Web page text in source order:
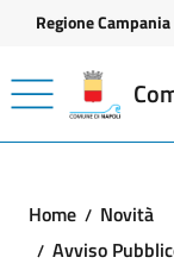
Vai ai contenuti
Vai al footer
Regione Campania
Home
Novità
Avviso